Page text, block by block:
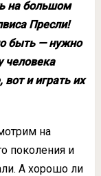
на большом
Пресли!
быть — нужно
человека
и играть их
на
поколения и
А хорошо ли